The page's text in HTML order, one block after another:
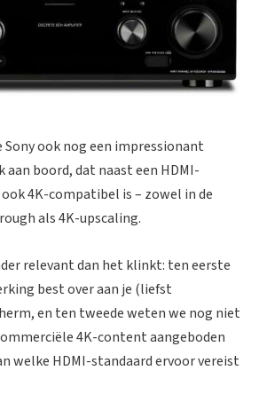
Sony ook nog een impressionant
boord, dat naast een HDMI-
4K-compatibel is – zowel in de
als 4K-upscaling.
relevant dan het klinkt: ten eerste
best over aan je (liefst
en ten tweede weten we nog niet
4K-content aangeboden
welke HDMI-standaard ervoor vereist